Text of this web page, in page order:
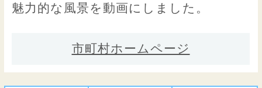
魅力的な風景を動画にしました。
市町村ホームページ